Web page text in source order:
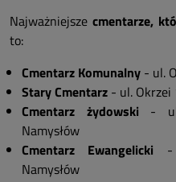
Najważniejszecmentarze,
to:
Cmentarz Komunalny - ul.
Stary Cmentarz - ul. Okrzei
Cmentarz żydowski -
Namysłów
Cmentarz Ewangelicki -
Namysłów